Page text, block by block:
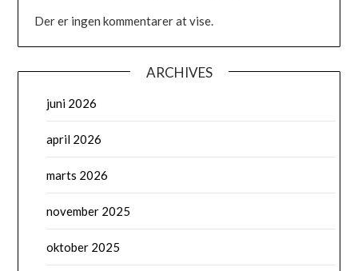
Der er ingen kommentarer at vise.
ARCHIVES
juni 2026
april 2026
marts 2026
november 2025
oktober 2025